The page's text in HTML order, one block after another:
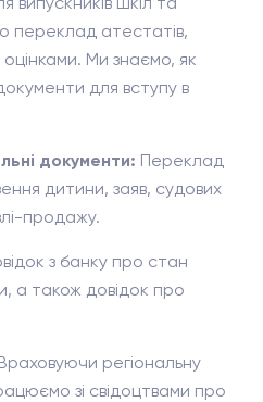
переклад атестатів,
оцінками. Ми знаємо, як
для вступу в
документи: Переклад
дитини, заяв, судових
продажу.
з банку про стан
а також довідок про
регіональну
зі свідоцтвами про